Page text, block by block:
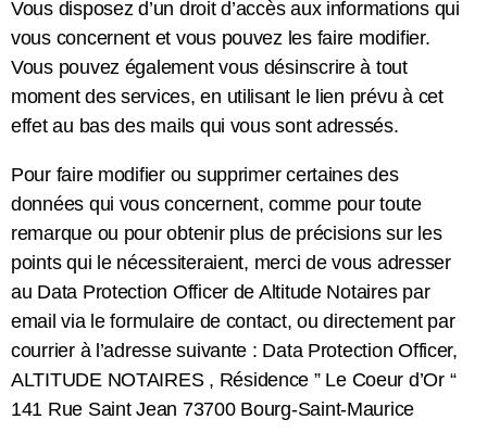
Vous disposez d’un droit d’accès aux informations qui
vous concernent et vous pouvez les faire modifier.
Vous pouvez également vous désinscrire à tout
moment des services, en utilisant le lien prévu à cet
effet au bas des mails qui vous sont adressés.
Pour faire modifier ou supprimer certaines des
données qui vous concernent, comme pour toute
remarque ou pour obtenir plus de précisions sur les
points qui le nécessiteraient, merci de vous adresser
au Data Protection Officer de Altitude Notaires par
email via le formulaire de contact, ou directement par
courrier à l’adresse suivante : Data Protection Officer,
ALTITUDE NOTAIRES , Résidence ” Le Coeur d’Or “
141 Rue Saint Jean 73700 Bourg-Saint-Maurice